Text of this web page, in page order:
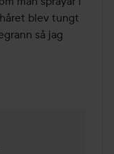
blev tungt
så jag
på Lyko.lades 5 år